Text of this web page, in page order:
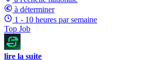
à déterminer
1 - 10 heures par semaine
Top Job
lire la suite